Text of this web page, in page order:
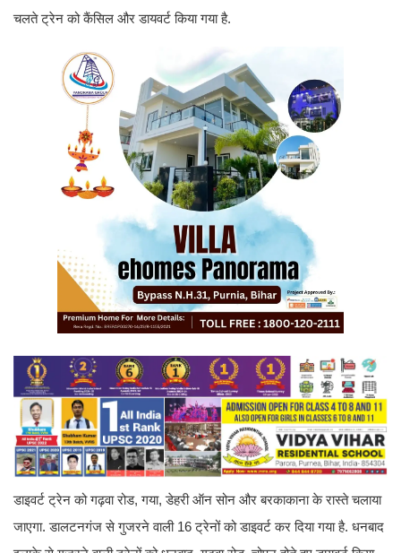
चलते ट्रेन को कैंसिल और डायवर्ट किया गया है.
डाइवर्ट ट्रेन को गढ़वा रोड, गया, डेहरी ऑन सोन और बरकाकाना के रास्ते चलाया
जाएगा. डालटनगंज से गुजरने वाली 16 ट्रेनों को डाइवर्ट कर दिया गया है. धनबाद